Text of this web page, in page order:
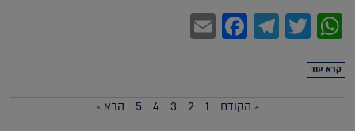
WhatsApp
Twitter
Telegram
Facebook
קרא עוד
« הקודם 1
2
3
4
5 הבא »